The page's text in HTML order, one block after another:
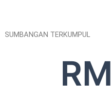
SUMBANGAN TERKUMPUL
RM